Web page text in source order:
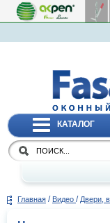
КАТАЛОГ
Главная / Видео / Двери,